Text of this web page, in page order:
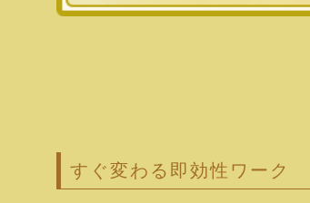
すぐ変わる即効性ワーク